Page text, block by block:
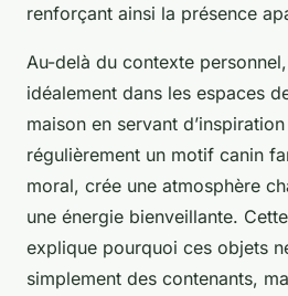
renforçant ainsi la présence
Au-delà du contexte
idéalement dans les espaces
maison en servant
régulièrement un motif canin
moral, crée une atmosphère
une énergie bienveillante.
explique pourquoi ces objets
simplement des contenants,